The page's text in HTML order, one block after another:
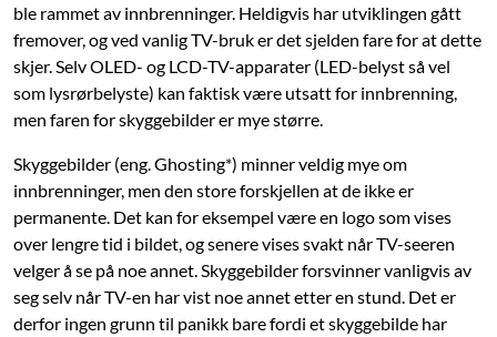
ble rammet av innbrenninger. Heldigvis har utviklingen gått
fremover, og ved vanlig TV-bruk er det sjelden fare for at dette
skjer. Selv OLED- og LCD-TV-apparater (LED-belyst så vel
som lysrørbelyste) kan faktisk være utsatt for innbrenning,
men faren for skyggebilder er mye større.
Skyggebilder (eng. Ghosting*) minner veldig mye om
innbrenninger, men den store forskjellen at de ikke er
permanente. Det kan for eksempel være en logo som vises
over lengre tid i bildet, og senere vises svakt når TV-seeren
velger å se på noe annet. Skyggebilder forsvinner vanligvis av
seg selv når TV-en har vist noe annet etter en stund. Det er
derfor ingen grunn til panikk bare fordi et skyggebilde har